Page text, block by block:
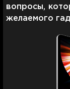
вопросы,
желаемого